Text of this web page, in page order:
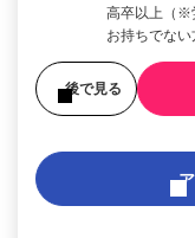
高卒以上（※
お持ちでない
後で見る